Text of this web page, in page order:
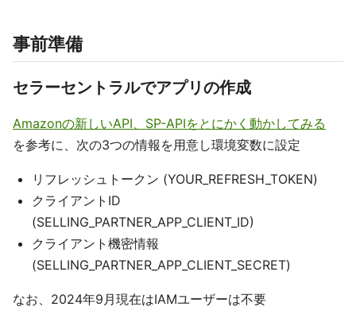
事前準備
セラーセントラルでアプリの作成
Amazonの新しいAPI、SP-APIをとにかく動かしてみる
を参考に、次の3つの情報を用意し環境変数に設定
リフレッシュトークン (YOUR_REFRESH_TOKEN)
クライアントID
(SELLING_PARTNER_APP_CLIENT_ID)
クライアント機密情報
(SELLING_PARTNER_APP_CLIENT_SECRET)
なお、2024年9月現在はIAMユーザーは不要